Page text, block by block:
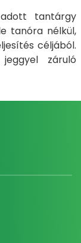
tantárgy
tanóra nélkül,
céljából.
záruló